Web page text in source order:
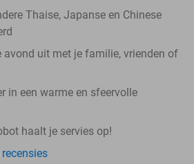
Thaise, Japanse en Chinese
avond uit met je familie, vrienden of
in een warme en sfeervolle
haalt je servies op!